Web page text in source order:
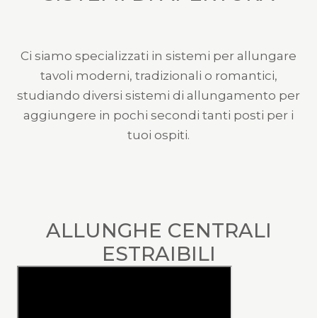
Ci siamo specializzati in sistemi per allungare
tavoli moderni, tradizionali o romantici,
studiando diversi sistemi di allungamento per
aggiungere in pochi secondi tanti posti per i
tuoi ospiti.
ALLUNGHE CENTRALI
ESTRAIBILI